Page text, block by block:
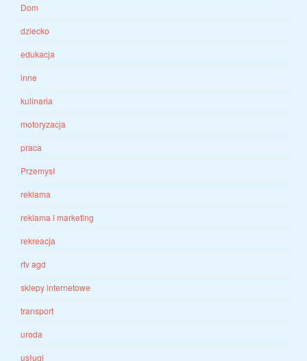
Dom
dziecko
edukacja
inne
kulinaria
motoryzacja
praca
Przemysł
reklama
reklama i marketing
rekreacja
rtv agd
sklepy internetowe
transport
uroda
usługi